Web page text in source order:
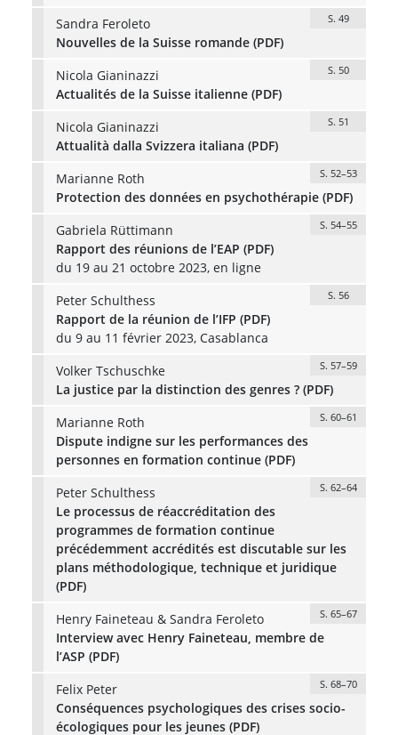
Sandra Feroleto
S. 49
Nouvelles de la Suisse romande (PDF)
Nicola Gianinazzi
S. 50
Actualités de la Suisse italienne (PDF)
Nicola Gianinazzi
S. 51
Attualità dalla Svizzera italiana (PDF)
Marianne Roth
S. 52–53
Protection des données en psychothérapie (PDF)
Gabriela Rüttimann
S. 54–55
Rapport des réunions de l’EAP (PDF)
du 19 au 21 octobre 2023, en ligne
Peter Schulthess
S. 56
Rapport de la réunion de l’IFP (PDF)
du 9 au 11 février 2023, Casablanca
Volker Tschuschke
S. 57–59
La justice par la distinction des genres ? (PDF)
Marianne Roth
S. 60–61
Dispute indigne sur les performances des
personnes en formation continue (PDF)
Peter Schulthess
S. 62–64
Le processus de réaccréditation des
programmes de formation continue
précédemment accrédités est discutable sur les
plans méthodologique, technique et juridique
(PDF)
Henry Faineteau & Sandra Feroleto
S. 65–67
Interview avec Henry Faineteau, membre de
l’ASP (PDF)
Felix Peter
S. 68–70
Conséquences psychologiques des crises socio-
écologiques pour les jeunes (PDF)